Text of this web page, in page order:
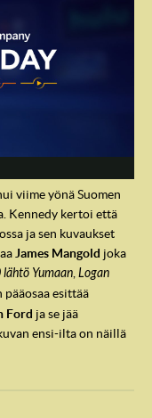
viime yönä Suomen
Kennedy kertoi että
ja sen kuvaukset
James Mangold joka
Yumaan Logan
pääosaa esittää
Ford ja se jää
ensi-ilta on näillä